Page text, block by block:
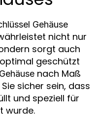
Gehäuse
nicht nur
sorgt auch
geschützt
nach Maß
sicher sein, dass
und speziell für
wurde.